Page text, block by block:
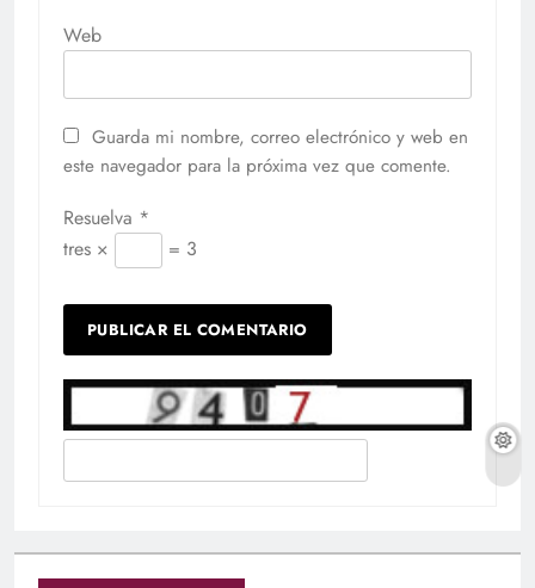
Web
Guarda mi nombre, correo electrónico y web en
este navegador para la próxima vez que comente.
Resuelva *
tres ×
= 3